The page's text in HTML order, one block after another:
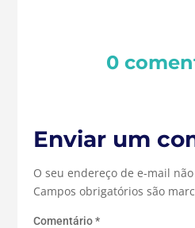
0
Enviar um
O seu endereço de e-mail
Campos obrigatórios são
Comentário*